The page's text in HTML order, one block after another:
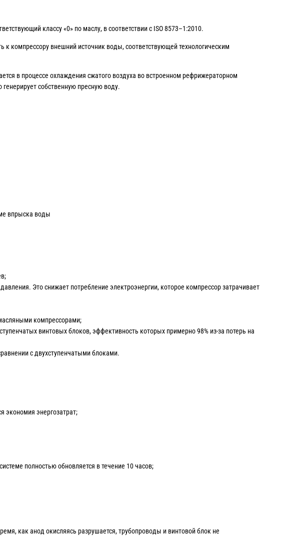
классу «0» по маслу, в соответствии с ISO 8573–1:2010.
компрессору внешний источник воды, соответствующей технологическим
в процессе охлаждения сжатого воздуха во встроенном рефрижераторном
собственную пресную воду.
впрыска воды
Это снижает потребление электроэнергии, которое компрессор затрачивает
компрессорами;
винтовых блоков, эффективность которых примерно 98% из-за потерь на
с двухступенчатыми блоками.
экономия энергозатрат;
полностью обновляется в течение 10 часов;
как анод окисляясь разрушается, трубопроводы и винтовой блок не